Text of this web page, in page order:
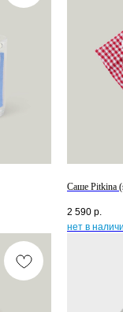
Саше Pitkina
2 590 р.